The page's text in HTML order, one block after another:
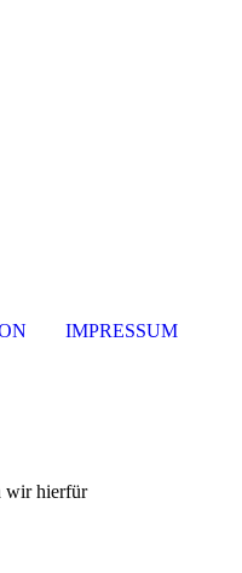
IMPRESSUM
wir hierfür